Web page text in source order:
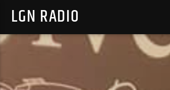
LGN RADIO